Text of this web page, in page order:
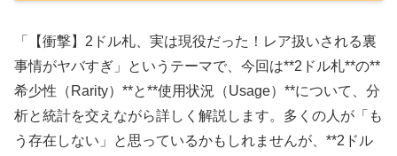
「【衝撃】2ドル札、実は現役だった！レア扱いされる裏
事情がヤバすぎ」というテーマで、今回は**2ドル札**の**
希少性（Rarity）**と**使用状況（Usage）**について、分
析と統計を交えながら詳しく解説します。多くの人が「も
う存在しない」と思っているかもしれませんが、**2ドル